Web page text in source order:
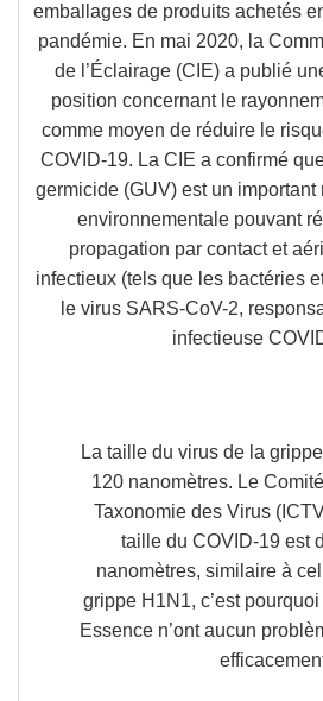
emballages de produits achetés
pandémie. En mai 2020, la
de l’Éclairage (CIE) a publié
position concernant le
comme moyen de réduire le
COVID-19. La CIE a confirmé
germicide (GUV) est un important
environnementale pouvant
propagation par contact et
infectieux (tels que les bactéries
le virus SARS-CoV-2,
infectieuse
La taille du virus de la grippe
120 nanomètres. Le
Taxonomie des Virus
taille du COVID-19 est
nanomètres, similaire à
grippe H1N1, c’est
Essence n’ont aucun